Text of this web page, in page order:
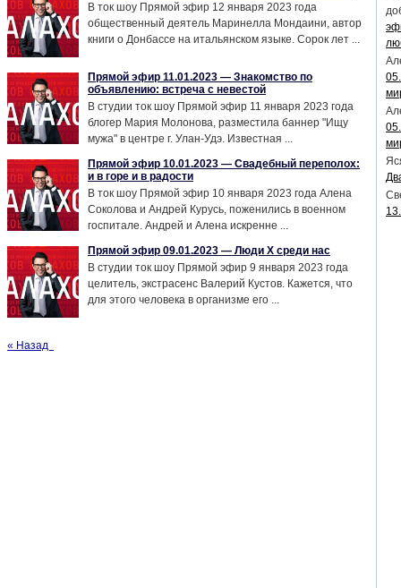
В ток шоу Прямой эфир 12 января 2023 года
общественный деятель Маринелла Мондаини, автор
книги о Донбассе на итальянском языке. Сорок лет ...
Прямой эфир 11.01.2023 — Знакомство по
объявлению: встреча с невестой
В студии ток шоу Прямой эфир 11 января 2023 года
блогер Мария Молонова, разместила баннер "Ищу
мужа" в центре г. Улан-Удэ. Известная ...
Прямой эфир 10.01.2023 — Свадебный переполох:
и в горе и в радости
В ток шоу Прямой эфир 10 января 2023 года Алена
Соколова и Андрей Курусь, поженились в военном
госпитале. Андрей и Алена искренне ...
Прямой эфир 09.01.2023 — Люди Х среди нас
В студии ток шоу Прямой эфир 9 января 2023 года
целитель, экстрасенс Валерий Кустов. Кажется, что
для этого человека в организме его ...
« Назад